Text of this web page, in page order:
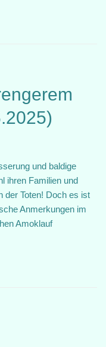
und baldige
ihren Familien und
der Toten! Doch es ist
Anmerkungen im
Amoklauf